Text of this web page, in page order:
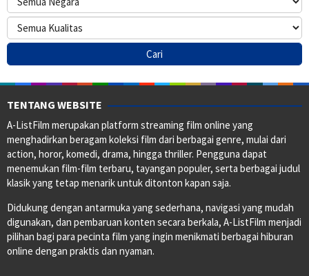
TENTANG WEBSITE
A-ListFilm merupakan platform streaming film online yang
menghadirkan beragam koleksi film dari berbagai genre, mulai dari
action, horor, komedi, drama, hingga thriller. Pengguna dapat
menemukan film-film terbaru, tayangan populer, serta berbagai judul
klasik yang tetap menarik untuk ditonton kapan saja.
Didukung dengan antarmuka yang sederhana, navigasi yang mudah
digunakan, dan pembaruan konten secara berkala, A-ListFilm menjadi
pilihan bagi para pecinta film yang ingin menikmati berbagai hiburan
online dengan praktis dan nyaman.